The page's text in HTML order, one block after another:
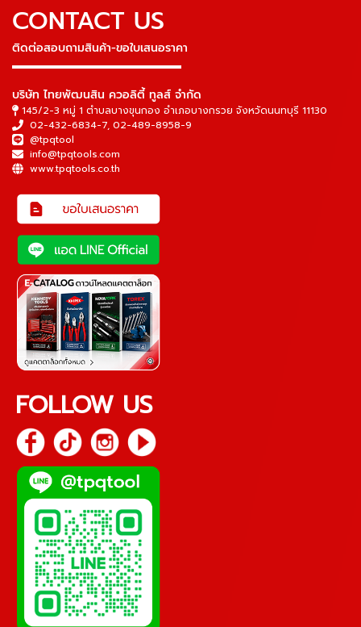
CONTACT US
ติดต่อสอบถามสินค้า-ขอใบเสนอราคา
▬▬▬▬▬▬▬▬▬▬▬▬▬▬▬
บริษัท ไทยพัฒนสิน ควอลิตี้ ทูลส์ จำกัด
145/2-3 หมู่ 1 ตำบลบางขุนกอง อำเภอบางกรวย จังหวัดนนทบุรี 11130
02-432-6834-7, 02-489-8958-9
@tpqtool
info@tpqtools.com
www.tpqtools.co.th
FOLLOW US